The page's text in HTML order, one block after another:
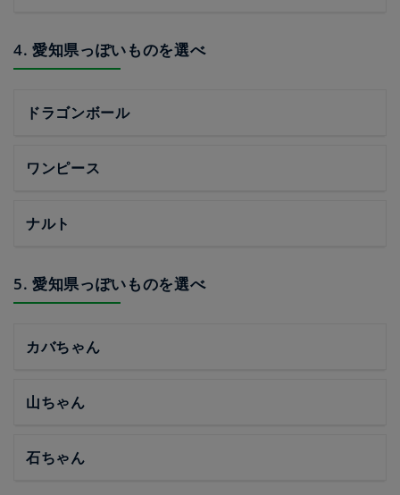
4. 愛知県っぽいものを選べ
ドラゴンボール
ワンピース
ナルト
5. 愛知県っぽいものを選べ
カバちゃん
山ちゃん
石ちゃん